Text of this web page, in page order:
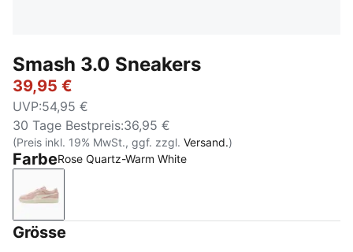
Smash 3.0 Sneakers
39,95 €
UVP:54,95 €
30 Tage Bestpreis:36,95 €
(Preis inkl. 19% MwSt., ggf. zzgl. Versand.)
FarbeRose Quartz-Warm White
Rose Quartz-Warm White
Grösse